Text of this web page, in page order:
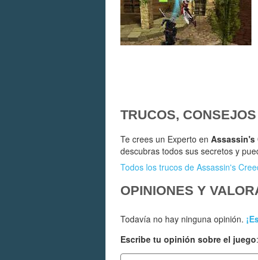
TRUCOS,
Te crees un Experto en Assassin's
descubras todos sus secretos y
Todos los trucos de Assassin's
OPINIONES Y
Todavía no hay ninguna opinión.
Escribe tu opinión sobre el juego: